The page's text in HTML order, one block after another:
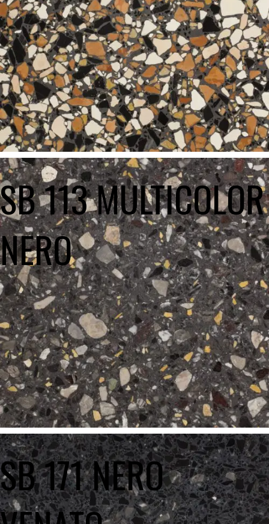
SB 113 MULTICOLOR
NERO
SB 171 NERO